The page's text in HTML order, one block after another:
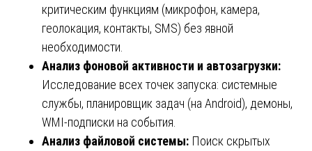
критическим функциям (микрофон, камера,
геолокация, контакты, SMS) без явной
необходимости.
Анализ фоновой активности и автозагрузки:
Исследование всех точек запуска: системные
службы, планировщик задач (на Android), демоны,
WMI-подписки на события.
Анализ файловой системы: Поиск скрытых